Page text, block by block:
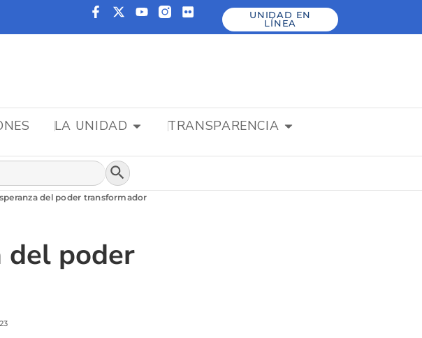
UNIDAD EN
LÍNEA
LA UNIDAD TRANSPARENCIA
Botón de búsqueda
del poder transformador
del poder